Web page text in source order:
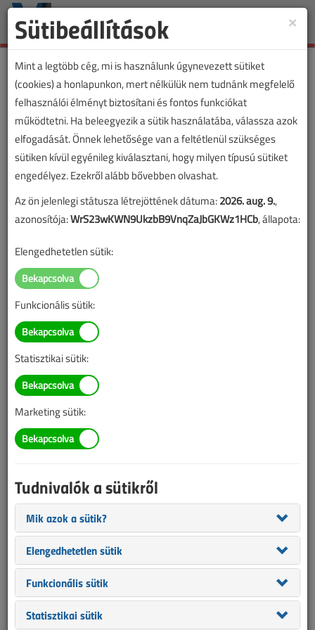
Toggle
Világítástechnikai
szakmérnök és
világítástechnikai
szakember képzés indul
2017. december 12. |
információk mára aktualitásukat veszíthették, valamint a tartalom
helyenként hiányos lehet (képek, táblázatok stb.).
×
Sütibeállítások
Mint a legtöbb cég, mi is használunk úgynevezett sütiket
(cookies) a honlapunkon, mert nélkülük nem tudnánk megfelelő
felhasználói élményt biztosítani és fontos funkciókat
működtetni. Ha beleegyezik a sütik használatába, válassza azok
elfogadását. Önnek lehetősége van a feltétlenül szükséges
sütiken kívül egyénileg kiválasztani, hogy milyen típusú sütiket
engedélyez. Ezekről alább bővebben olvashat.
Az ön jelenlegi státusza létrejöttének dátuma:2026. aug. 9.,
azonosítója:WrS23wKWN9UkzbB9VnqZaJbGKWz1HCb, állapota:
Elengedhetetlen sütik:
Funkcionális sütik:
Statisztikai sütik:
Marketing sütik:
Tudnivalók a sütikről
Mik azok a sütik?
Elengedhetetlen sütik
Funkcionális sütik
Statisztikai sütik